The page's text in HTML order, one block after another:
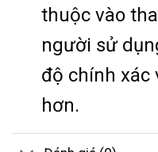
thuộc vào
người sử
độ chính xác
hơn.